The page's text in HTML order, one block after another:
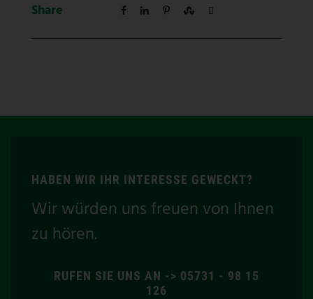
Share
HABEN WIR IHR INTERESSE GEWECKT?
Wir würden uns freuen von Ihnen
zu hören.
RUFEN SIE UNS AN -> 05731 - 98 15
126